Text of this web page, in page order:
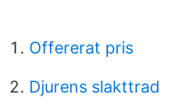
Offererat pris
Djurens slakttrad